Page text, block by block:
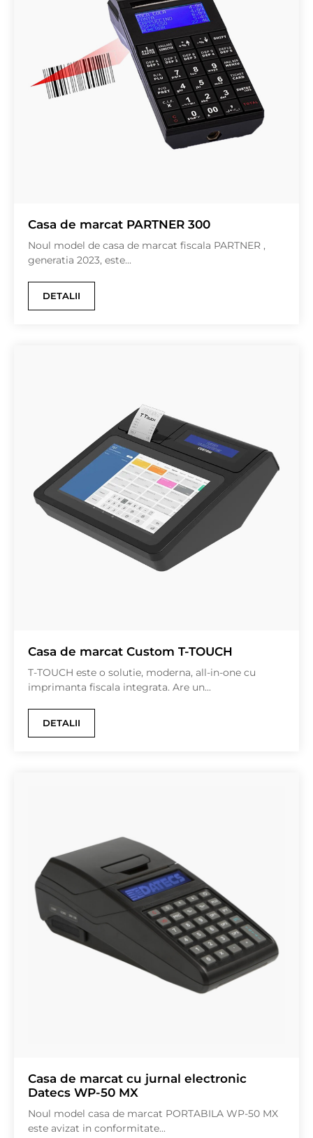
Casa de marcat PARTNER 300
Noul model de casa de marcat fiscala PARTNER ,
generatia 2023, este...
DETALII
Casa de marcat Custom T-TOUCH
T-TOUCH este o solutie, moderna, all-in-one cu
imprimanta fiscala integrata. Are un...
DETALII
Casa de marcat cu jurnal electronic
Datecs WP-50 MX
Noul model casa de marcat PORTABILA WP-50 MX
este avizat in conformitate...